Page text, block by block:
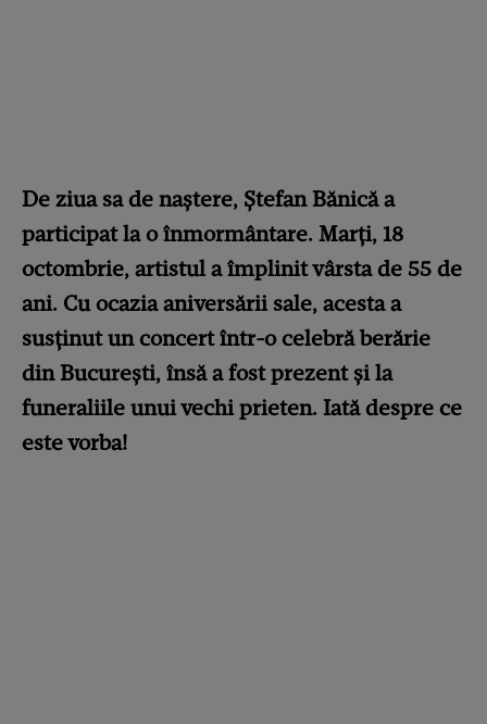
De ziua sa de naștere, Ștefan Bănică a
participat la o înmormântare. Marți, 18
octombrie, artistul a împlinit vârsta de 55 de
ani. Cu ocazia aniversării sale, acesta a
susținut un concert într-o celebră berărie
din București, însă a fost prezent și la
funeraliile unui vechi prieten. Iată despre ce
este vorba!